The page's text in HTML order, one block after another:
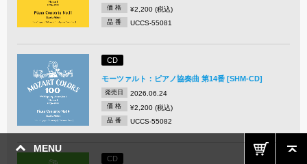
MENU
価 格 ¥2,200 (税込)
品 番 UCCS-55081
CD
モーツァルト：ピアノ協奏曲 第14番 [SHM-CD]
発売日 2026.06.24
価 格 ¥2,200 (税込)
品 番 UCCS-55082
CD